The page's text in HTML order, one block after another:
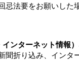
忌法要をお願いした
ンターネット情報
聞折り込み、インタ